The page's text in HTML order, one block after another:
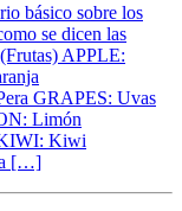
básico sobre los
se dicen las
APPLE:
GRAPES: Uvas
Limón
Kiwi
[…]